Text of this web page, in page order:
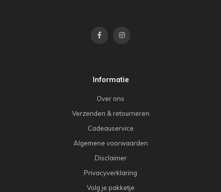
Informatie
Over ons
Verzenden & retourneren
Cadeauservice
Algemene voorwaarden
Disclaimer
Privacyverklaring
Volg je pakketje